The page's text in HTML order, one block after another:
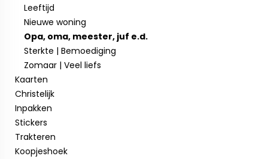
Leeftijd
Nieuwe woning
Opa, oma, meester, juf e.d.
Sterkte | Bemoediging
Zomaar | Veel liefs
Kaarten
Christelijk
Inpakken
Stickers
Trakteren
Koopjeshoek